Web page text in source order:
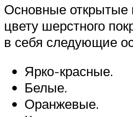
Основные открытые
цвету шерстного
в себя следующие
Ярко-красные.
Белые.
Оранжевые.